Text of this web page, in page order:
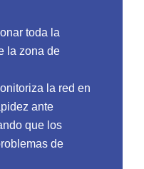
toda la
la zona de
la red en
ante
que los
de